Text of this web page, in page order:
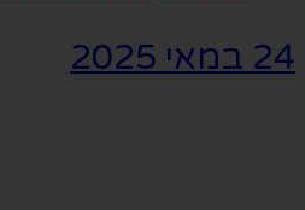
24 במאי 2025